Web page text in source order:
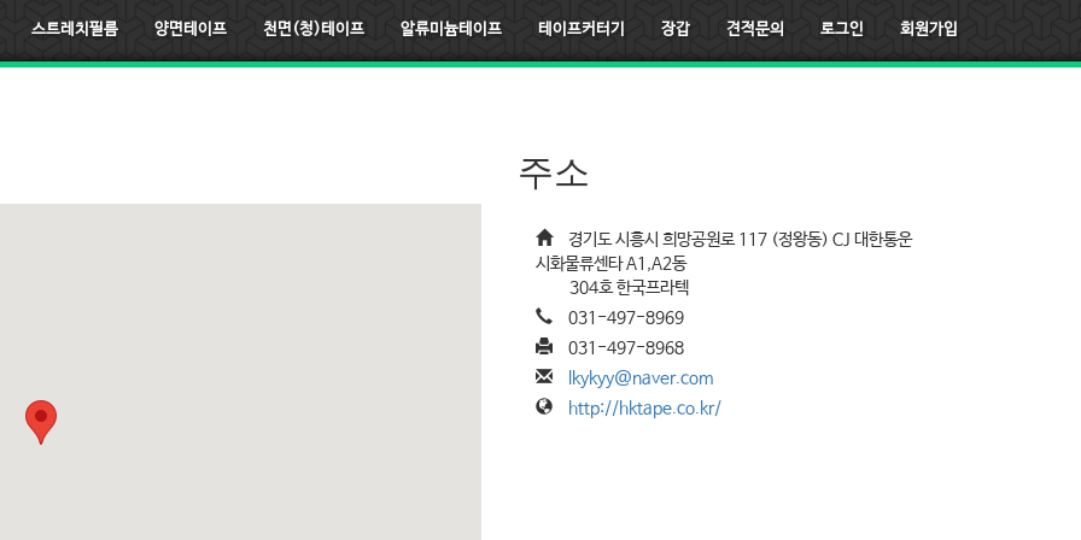
스트레치필름 양면테이프 천면(청)테이프 알류미늄테이프 테이프커터기 장갑 견적문의 로그인 회원가입
주소
경기도 시흥시 희망공원로 117 (정왕동) CJ 대한통운
시화물류센타 A1,A2동
304호 한국프라텍
031-497-8969
031-497-8968
lkykyy@naver.com
http://hktape.co.kr/